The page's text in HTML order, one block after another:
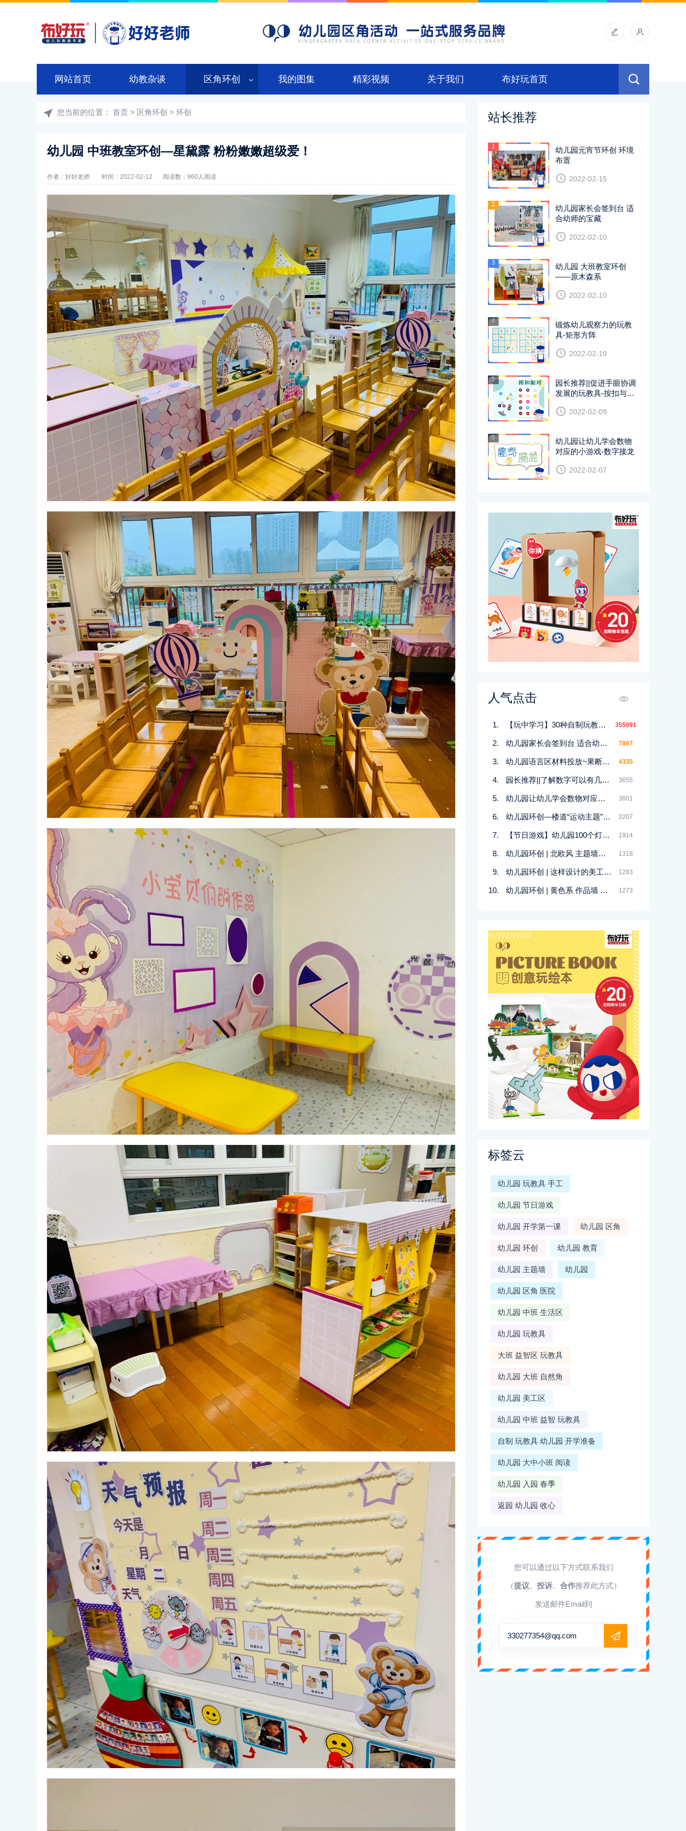
网站首页 幼教杂谈 区角环创 我的图集 精彩视频 关于我们 布好玩首页
您当前的位置： 首页 > 区角环创 > 环创
幼儿园 中班教室环创—星黛露 粉粉嫩嫩超级爱！
作者：好好老师 时间：2022-02-12 阅读数： 960人阅读
站长推荐
1
幼儿园元宵节环创 环境
布置
2022-02-15
2
幼儿园家长会签到台 适
合幼师的宝藏
2022-02-10
3
幼儿园 大班教室环创
——原木森系
2022-02-10
4
锻炼幼儿观察力的玩教
具-矩形方阵
2022-02-10
5
园长推荐||促进手眼协调
发展的玩教具-按扣与撬
2022-02-09
6
幼儿园让幼儿学会数物
对应的小游戏-数字接龙
2022-02-07
人气点击
【玩中学习】30种自制玩教具，做开学准备的你一定不能错过！ 355091
幼儿园家长会签到台 适合幼师的宝藏 7867
幼儿园语言区材料投放~果断收藏 ！开学区域环创不用愁 4335
园长推荐||了解数字可以有几种分解组合 3655
幼儿园让幼儿学会数物对应的小游戏-数字接龙 3601
幼儿园环创—楼道“运动主题”向优秀的运动健儿致敬！ 2207
【节日游戏】幼儿园100个灯谜，元宵节猜一猜！ 1914
幼儿园环创 | 北欧风 主题墙星星兔系列！ 1318
幼儿园环创 | 这样设计的美工室也太漂亮啦！ 1283
幼儿园环创 | 黄色系 作品墙 小鸡来啦！ 1273
标签云
幼儿园 玩教具 手工
幼儿园 节日游戏
幼儿园 开学第一课 幼儿园 区角
幼儿园 环创 幼儿园 教育
幼儿园 主题墙 幼儿园
幼儿园 区角 医院
幼儿园 中班 生活区
幼儿园 玩教具
大班 益智区 玩教具
幼儿园 大班 自然角
幼儿园 美工区
幼儿园 中班 益智 玩教具
自制 玩教具 幼儿园 开学准备
幼儿园 大中小班 阅读
幼儿园 入园 春季
返园 幼儿园 收心
您可以通过以下方式联系我们
（提议 投诉、 合作推荐此方式）
发送邮件Email到
330277354@qq.com